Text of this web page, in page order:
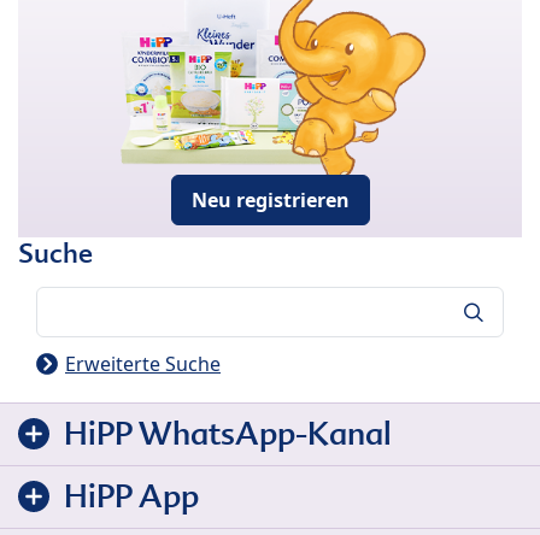
Neu registrieren
Suche
Erweiterte Suche
HiPP WhatsApp-Kanal
HiPP App